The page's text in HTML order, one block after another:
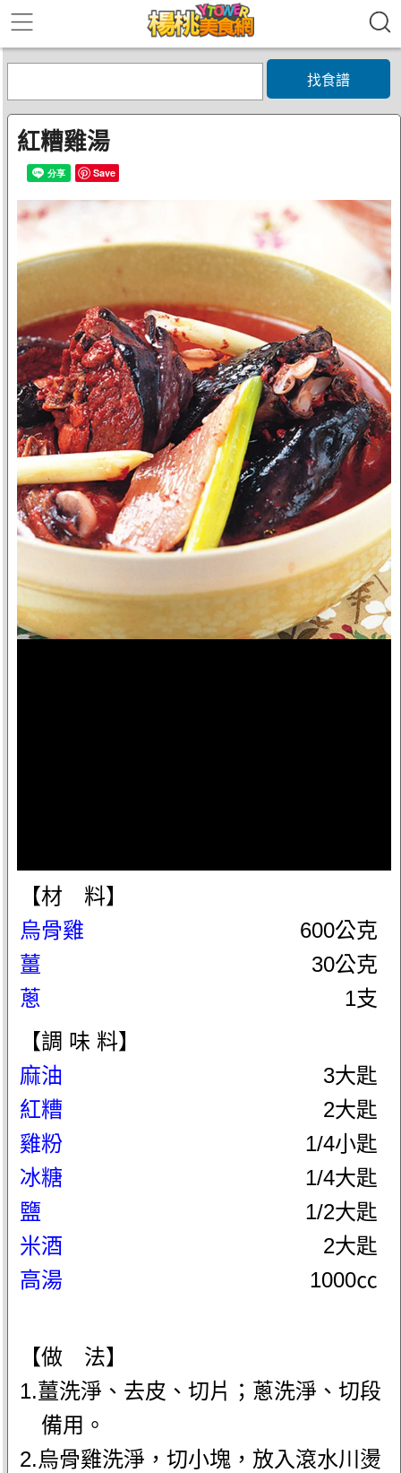
找食譜
紅糟雞湯
Save
【材 料】
烏骨雞
600公克
薑
30公克
蔥
1支
【調 味 料】
麻油
3大匙
紅糟
2大匙
雞粉
1/4小匙
冰糖
1/4大匙
鹽
1/2大匙
米酒
2大匙
高湯
1000㏄
【做 法】
1.薑洗淨、去皮、切片；蔥洗淨、切段
備用。
2.烏骨雞洗淨，切小塊，放入滾水川燙